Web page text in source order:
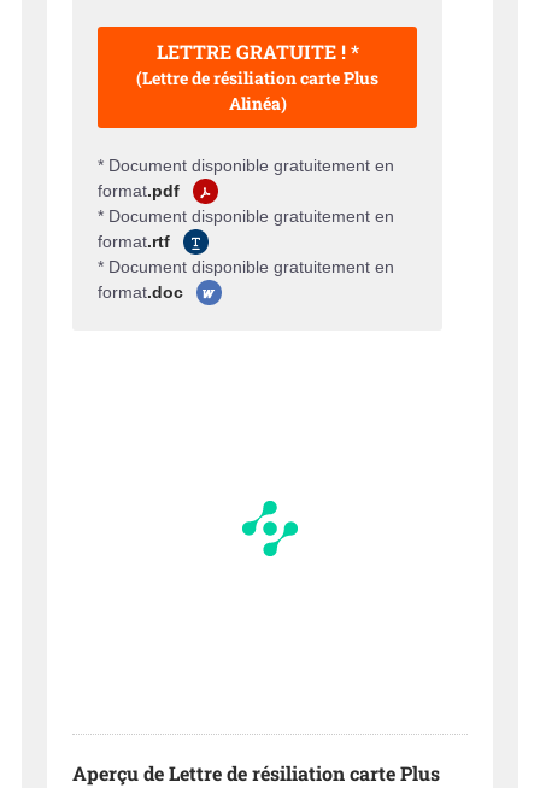
LETTRE GRATUITE ! *
(Lettre de résiliation carte Plus
Alinéa)
* Document disponible gratuitement en
format.pdf
* Document disponible gratuitement en
format.rtf
* Document disponible gratuitement en
format.doc
Aperçu de Lettre de résiliation carte Plus